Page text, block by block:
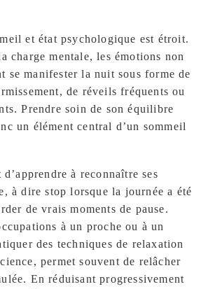
et état psychologique est étroit.
charge mentale, les émotions non
se manifester la nuit sous forme de
de réveils fréquents ou
Prendre soin de son équilibre
un élément central d’un sommeil
à reconnaître ses
à dire stop lorsque la journée a été
de vrais moments de pause.
à un proche ou à un
des techniques de relaxation
permet souvent de relâcher
En réduisant progressivement